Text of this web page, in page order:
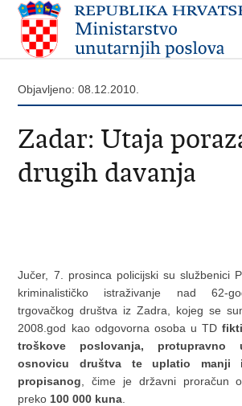
Objavljeno: 08.12.2010.
Zadar: Utaja
drugih davanja
Jučer, 7. prosinca policijski su službenici
kriminalističko istraživanje nad 62-
trgovačkog društva iz Zadra, kojeg se
2008.god kao odgovorna osoba u TD
troškove poslovanja, protupravno
osnovicu društva te uplatio manji
propisanog , čime je državni proračun
preko 100 000 kuna